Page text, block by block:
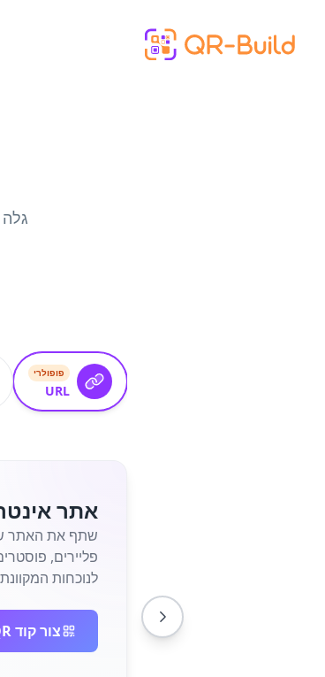
פופולרי
URL
אתר
לנוכחות
צור קוד QR לאתר